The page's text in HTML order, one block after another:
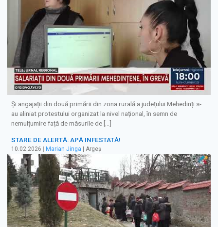
Și angajații din două primării din zona rurală a județului Mehedinți s-
au aliniat protestului organizat la nivel național, în semn de
nemulțumire față de măsurile de […]
STARE DE ALERTĂ: APĂ INFESTATĂ!
10.02.2026 Marian Jinga | Argeș